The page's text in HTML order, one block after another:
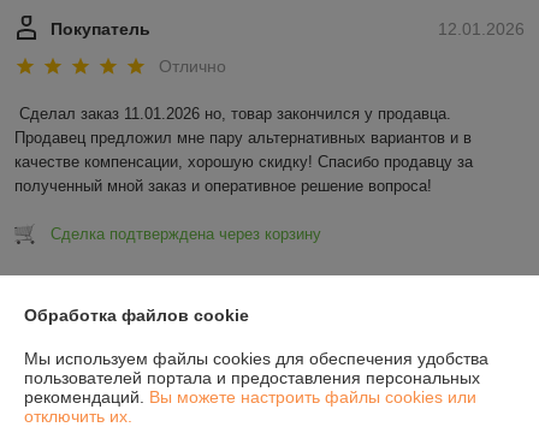
12.01.2026
Покупатель
Отлично
Сделал заказ 11.01.2026 но, товар закончился у продавца.
Продавец предложил мне пару альтернативных вариантов и в
качестве компенсации, хорошую скидку! Спасибо продавцу за
полученный мной заказ и оперативное решение вопроса!
Сделка подтверждена через корзину
О нас
Обработка файлов cookie
Мы используем файлы cookies для обеспечения удобства
пользователей портала и предоставления персональных
рекомендаций. Вы можете настроить файлы cookies или
отключить их.